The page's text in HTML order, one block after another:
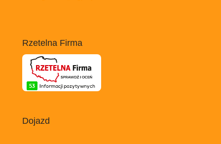
Rzetelna Firma
Dojazd